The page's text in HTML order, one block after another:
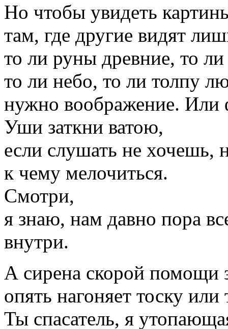
Но чтобы увидеть
там, где другие видят
то ли руны древние, то
то ли небо, то ли толпу
нужно воображение. Или
Уши заткни ватою,
если слушать не хочешь,
к чему мелочиться.
Смотри,
я знаю, нам давно пора
внутри.
А сирена скорой помощи
опять нагоняет тоску
Ты спасатель, я